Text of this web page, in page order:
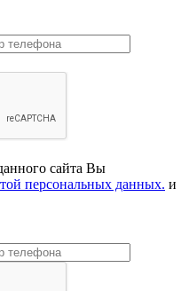
сайта Вы
персональных данных. и